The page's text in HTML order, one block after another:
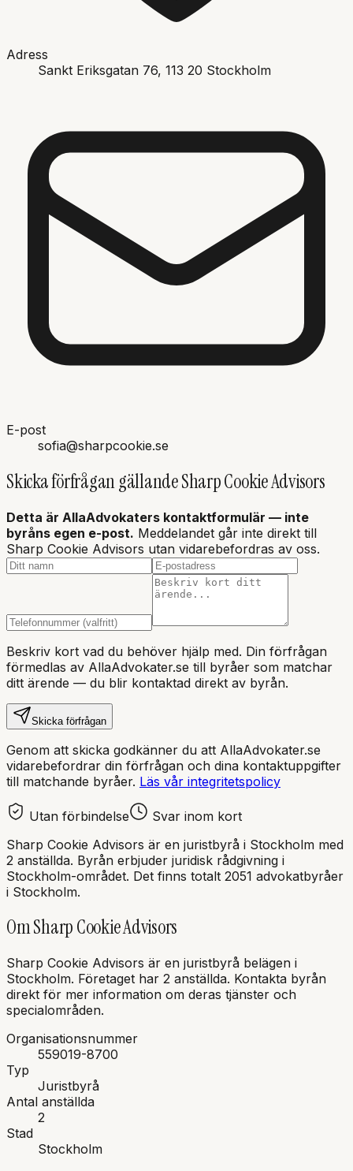
Adress
Sankt Eriksgatan 76, 113 20 Stockholm
E-post
sofia@sharpcookie.se
Skicka förfrågan gällandeSharp Cookie Advisors
Detta är AllaAdvokaters kontaktformulär — inte
byråns egen e-post. Meddelandet går inte direkt till
Sharp Cookie Advisors utan vidarebefordras av oss.
Beskriv kort vad du behöver hjälp med. Din förfrågan
förmedlas av AllaAdvokater.se till byråer som matchar
ditt ärende — du blir kontaktad direkt av byrån.
Skicka förfrågan
Genom att skicka godkänner du att AllaAdvokater.se
vidarebefordrar din förfrågan och dina kontaktuppgifter
till matchande byråer. Läs vår integritetspolicy
Utan förbindelse
Svar inom kort
Sharp Cookie Advisors är en juristbyrå i Stockholm med
2 anställda. Byrån erbjuder juridisk rådgivning i
Stockholm-området. Det finns totalt 2051 advokatbyråer
i Stockholm.
OmSharp Cookie Advisors
Sharp Cookie Advisors är en juristbyrå belägen i
Stockholm. Företaget har 2 anställda. Kontakta byrån
direkt för mer information om deras tjänster och
specialområden.
Organisationsnummer
559019-8700
Typ
Juristbyrå
Antal anställda
2
Stad
Stockholm